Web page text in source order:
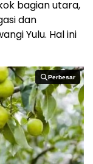
bagian utara,
dan
Yulu. Hal ini
Perbesar
Perbesar